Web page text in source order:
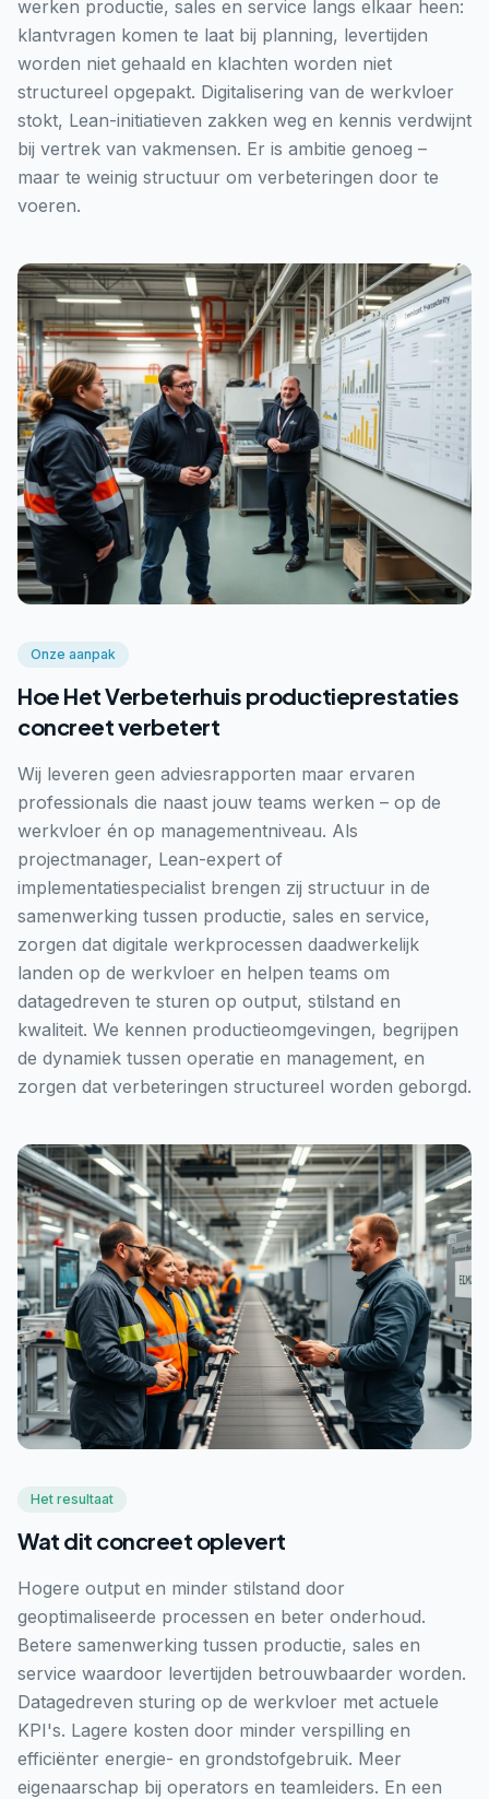
werken productie, sales en service langs elkaar heen:
klantvragen komen te laat bij planning, levertijden
worden niet gehaald en klachten worden niet
structureel opgepakt. Digitalisering van de werkvloer
stokt, Lean-initiatieven zakken weg en kennis verdwijnt
bij vertrek van vakmensen. Er is ambitie genoeg –
maar te weinig structuur om verbeteringen door te
voeren.
Onze aanpak
Hoe Het Verbeterhuis productieprestaties
concreet verbetert
Wij leveren geen adviesrapporten maar ervaren
professionals die naast jouw teams werken – op de
werkvloer én op managementniveau. Als
projectmanager, Lean-expert of
implementatiespecialist brengen zij structuur in de
samenwerking tussen productie, sales en service,
zorgen dat digitale werkprocessen daadwerkelijk
landen op de werkvloer en helpen teams om
datagedreven te sturen op output, stilstand en
kwaliteit. We kennen productieomgevingen, begrijpen
de dynamiek tussen operatie en management, en
zorgen dat verbeteringen structureel worden geborgd.
Het resultaat
Wat dit concreet oplevert
Hogere output en minder stilstand door
geoptimaliseerde processen en beter onderhoud.
Betere samenwerking tussen productie, sales en
service waardoor levertijden betrouwbaarder worden.
Datagedreven sturing op de werkvloer met actuele
KPI's. Lagere kosten door minder verspilling en
efficiënter energie- en grondstofgebruik. Meer
eigenaarschap bij operators en teamleiders. En een